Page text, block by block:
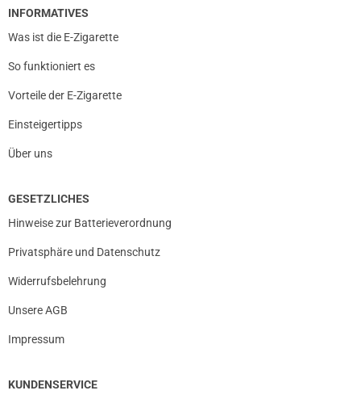
INFORMATIVES
Was ist die E-Zigarette
So funktioniert es
Vorteile der E-Zigarette
Einsteigertipps
Über uns
GESETZLICHES
Hinweise zur Batterieverordnung
Privatsphäre und Datenschutz
Widerrufsbelehrung
Unsere AGB
Impressum
KUNDENSERVICE